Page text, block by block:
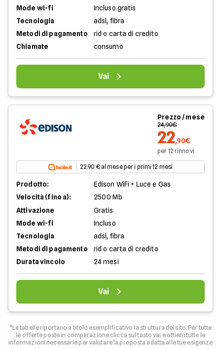
Mode wi-fi
Incluso gratis
Tecnologia
adsl, fibra
Metodi di pagamento
rid o carta di credito
Chiamate
consumo
Vai
Prezzo / mese
24,90€
22,90€
per 12 rinnovi
22.90 € al mese per i primi 12 mesi
Prodotto:
Edison WiFi + Luce e Gas
Velocità (fino a):
2500 Mb
Attivazione
Gratis
Mode wi-fi
Incluso
Tecnologia
adsl, fibra
Metodi di pagamento
rid o carta di credito
Durata vincolo
24 mesi
Vai
*Le tabelle riportano a titolo esemplificativo la struttura del sito. Per tutte
le offerte poste in comparazione clicca sul tasto vai e ottieni tutte le
informazioni necessarie per valutare la proposta adatta alle tue esigenze